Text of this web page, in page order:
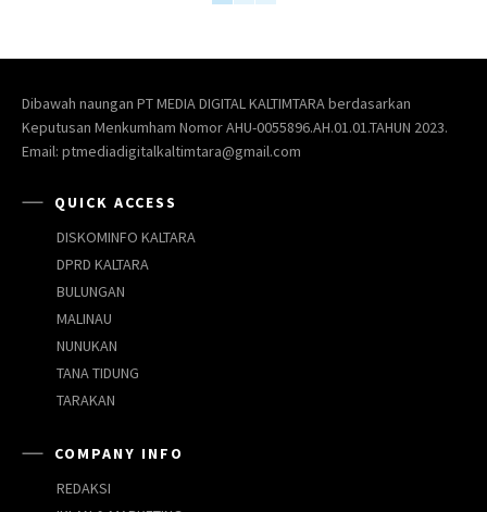
Dibawah naungan PT MEDIA DIGITAL KALTIMTARA berdasarkan
Keputusan Menkumham Nomor AHU-0055896.AH.01.01.TAHUN 2023.
Email: ptmediadigitalkaltimtara@gmail.com
QUICK ACCESS
DISKOMINFO KALTARA
DPRD KALTARA
BULUNGAN
MALINAU
NUNUKAN
TANA TIDUNG
TARAKAN
COMPANY INFO
REDAKSI